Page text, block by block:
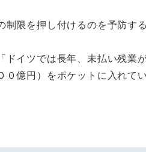
限を押し付けるのを予防す
イツでは長年、未払い残業
億円）をポケットに入れて